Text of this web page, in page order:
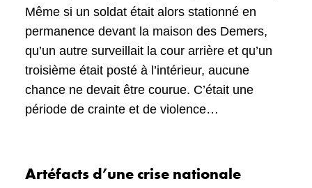
Même si un soldat était alors stationné en
permanence devant la maison des Demers,
qu’un autre surveillait la cour arrière et qu’un
troisième était posté à l’intérieur, aucune
chance ne devait être courue. C’était une
période de crainte et de violence…
Artéfacts d’une crise nationale